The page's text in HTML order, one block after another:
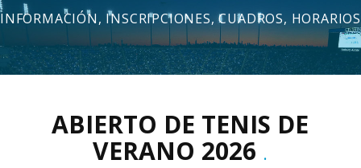
INFORMACIÓN, INSCRIPCIONES, CUADROS, HORARIOS
ABIERTO DE TENIS DE
VERANO 2026 .